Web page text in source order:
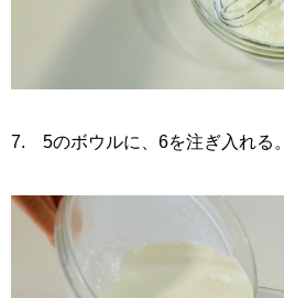
7. 5のボウルに、6を注ぎ入れる。